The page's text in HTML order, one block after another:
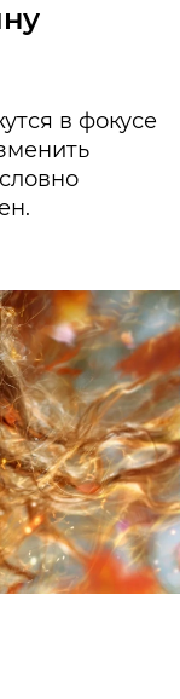
в фокусе